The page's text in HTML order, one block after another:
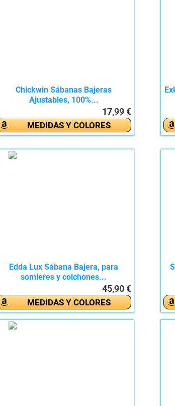
Chickwin Sábanas Bajeras
Ajustables, 100%...
17,99 €
MEDIDAS Y COLORES
Edda Lux Sábana Bajera, para
somieres y colchones...
45,90 €
MEDIDAS Y COLORES